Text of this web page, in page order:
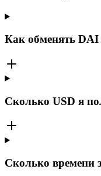
Как обменять DAI
Сколько USD я
Сколько времени